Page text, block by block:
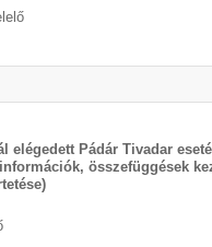
elégedett Pádár Tivadar
összefüggések